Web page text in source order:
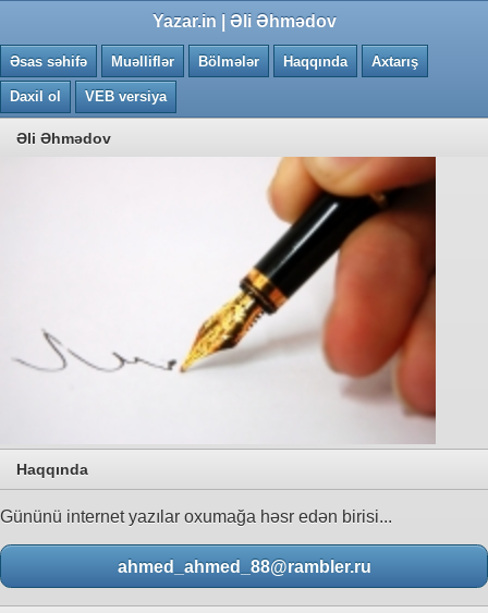
Yazar.in | Əli Əhmədov
Əsas səhifə Muəlliflər Bölmələr Haqqında Axtarış
Daxil ol VEB versiya
Əli Əhmədov
Haqqında
Gününü internet yazılar oxumağa həsr edən birisi...
ahmed_ahmed_88@rambler.ru